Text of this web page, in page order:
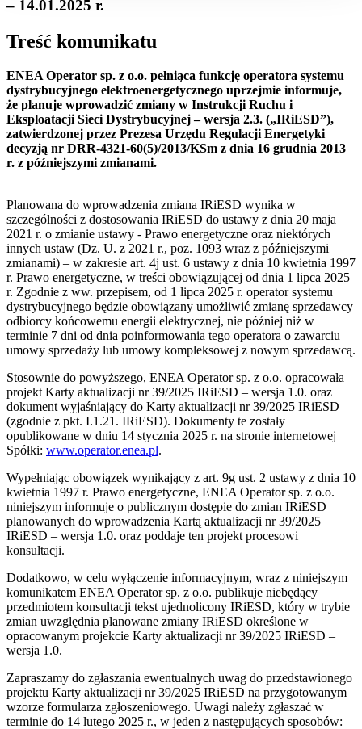
– 14.01.2025 r.
Treść komunikatu
ENEA Operator sp. z o.o. pełniąca funkcję operatora systemu
dystrybucyjnego elektroenergetycznego uprzejmie informuje,
że planuje wprowadzić zmiany w Instrukcji Ruchu i
Eksploatacji Sieci Dystrybucyjnej – wersja 2.3. („IRiESD”),
zatwierdzonej przez Prezesa Urzędu Regulacji Energetyki
decyzją nr DRR-4321-60(5)/2013/KSm z dnia 16 grudnia 2013
r. z późniejszymi zmianami.
Planowana do wprowadzenia zmiana IRiESD wynika w
szczególności z dostosowania IRiESD do ustawy z dnia 20 maja
2021 r. o zmianie ustawy - Prawo energetyczne oraz niektórych
innych ustaw (Dz. U. z 2021 r., poz. 1093 wraz z późniejszymi
zmianami) – w zakresie art. 4j ust. 6 ustawy z dnia 10 kwietnia 1997
r. Prawo energetyczne, w treści obowiązującej od dnia 1 lipca 2025
r. Zgodnie z ww. przepisem, od 1 lipca 2025 r. operator systemu
dystrybucyjnego będzie obowiązany umożliwić zmianę sprzedawcy
odbiorcy końcowemu energii elektrycznej, nie później niż w
terminie 7 dni od dnia poinformowania tego operatora o zawarciu
umowy sprzedaży lub umowy kompleksowej z nowym sprzedawcą.
Stosownie do powyższego, ENEA Operator sp. z o.o. opracowała
projekt Karty aktualizacji nr 39/2025 IRiESD – wersja 1.0. oraz
dokument wyjaśniający do Karty aktualizacji nr 39/2025 IRiESD
(zgodnie z pkt. I.1.21. IRiESD). Dokumenty te zostały
opublikowane w dniu 14 stycznia 2025 r. na stronie internetowej
Spółki: www.operator.enea.pl.
Wypełniając obowiązek wynikający z art. 9g ust. 2 ustawy z dnia 10
kwietnia 1997 r. Prawo energetyczne, ENEA Operator sp. z o.o.
niniejszym informuje o publicznym dostępie do zmian IRiESD
planowanych do wprowadzenia Kartą aktualizacji nr 39/2025
IRiESD – wersja 1.0. oraz poddaje ten projekt procesowi
konsultacji.
Dodatkowo, w celu wyłączenie informacyjnym, wraz z niniejszym
komunikatem ENEA Operator sp. z o.o. publikuje niebędący
przedmiotem konsultacji tekst ujednolicony IRiESD, który w trybie
zmian uwzględnia planowane zmiany IRiESD określone w
opracowanym projekcie Karty aktualizacji nr 39/2025 IRiESD –
wersja 1.0.
Zapraszamy do zgłaszania ewentualnych uwag do przedstawionego
projektu Karty aktualizacji nr 39/2025 IRiESD na przygotowanym
wzorze formularza zgłoszeniowego. Uwagi należy zgłaszać w
terminie do 14 lutego 2025 r., w jeden z następujących sposobów: